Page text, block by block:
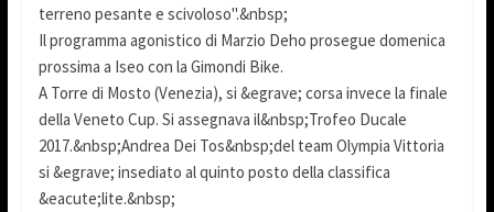
terreno pesante e scivoloso".&nbsp;
Il programma agonistico di Marzio Deho prosegue domenica
prossima a Iseo con la Gimondi Bike.
A Torre di Mosto (Venezia), si &egrave; corsa invece la finale
della Veneto Cup. Si assegnava il&nbsp;Trofeo Ducale
2017.&nbsp;Andrea Dei Tos&nbsp;del team Olympia Vittoria
si &egrave; insediato al quinto posto della classifica
&eacute;lite.&nbsp;